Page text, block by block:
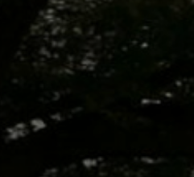
Scolaire
Presse / Pro
FR EN